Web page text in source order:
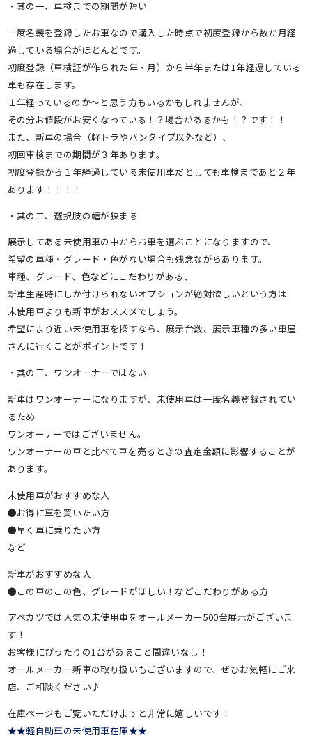
・其の一、車検までの期間が短い
一度名義を登録したお車なので購入した時点で初度登録から数か月経
過している場合がほとんどです。
初度登録（車検証が作られた年・月）から半年または1年経過している
車も存在します。
１年経っているのか～と思う方もいるかもしれませんが、
その分お値段がお安くなっている！？場合があるかも！？です！！
また、新車の場合（軽トラやバンタイプ以外など）、
初回車検までの期間が３年あります。
初度登録から１年経過している未使用車だとしても車検まであと２年
あります！！！！
・其の二、選択肢の幅が狭まる
展示してある未使用車の中からお車を選ぶことになりますので、
希望の車種・グレード・色がない場合も残念ながらあります。
車種、グレード、色などにこだわりがある、
新車生産時にしか付けられないオプションが絶対欲しいという方は
未使用車よりも新車がおススメでしょう。
希望により近い未使用車を探すなら、展示台数、展示車種の多い車屋
さんに行くことがポイントです！
・其の三、ワンオーナーではない
新車はワンオーナーになりますが、未使用車は一度名義登録されてい
るため
ワンオーナーではございません。
ワンオーナーの車と比べて車を売るときの査定金額に影響することが
あります。
未使用車がおすすめな人
●お得に車を買いたい方
●早く車に乗りたい方
など
新車がおすすめな人
●この車のこの色、グレードがほしい！などこだわりがある方
アベカツでは人気の未使用車をオールメーカー500台展示がございま
す！
お客様にぴったりの1台があること間違いなし！
オールメーカー新車の取り扱いもございますので、ぜひお気軽にご来
店、ご相談ください♪
在庫ページもご覧いただけますと非常に嬉しいです！
★★軽自動車の未使用車在庫★★